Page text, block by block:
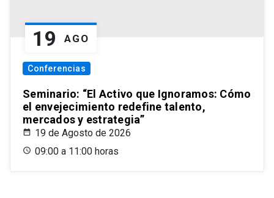
19 AGO
Conferencias
Seminario: “El Activo que Ignoramos: Cómo
el envejecimiento redefine talento,
mercados y estrategia”
19 de Agosto de 2026
09:00 a 11:00 horas